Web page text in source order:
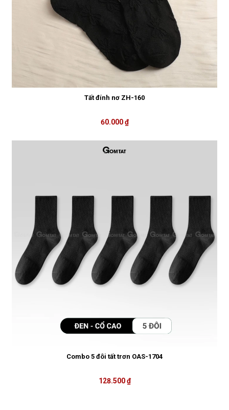
Tất đính nơ ZH-160
60.000 ₫
Combo 5 đôi tất trơn OAS-1704
128.500 ₫